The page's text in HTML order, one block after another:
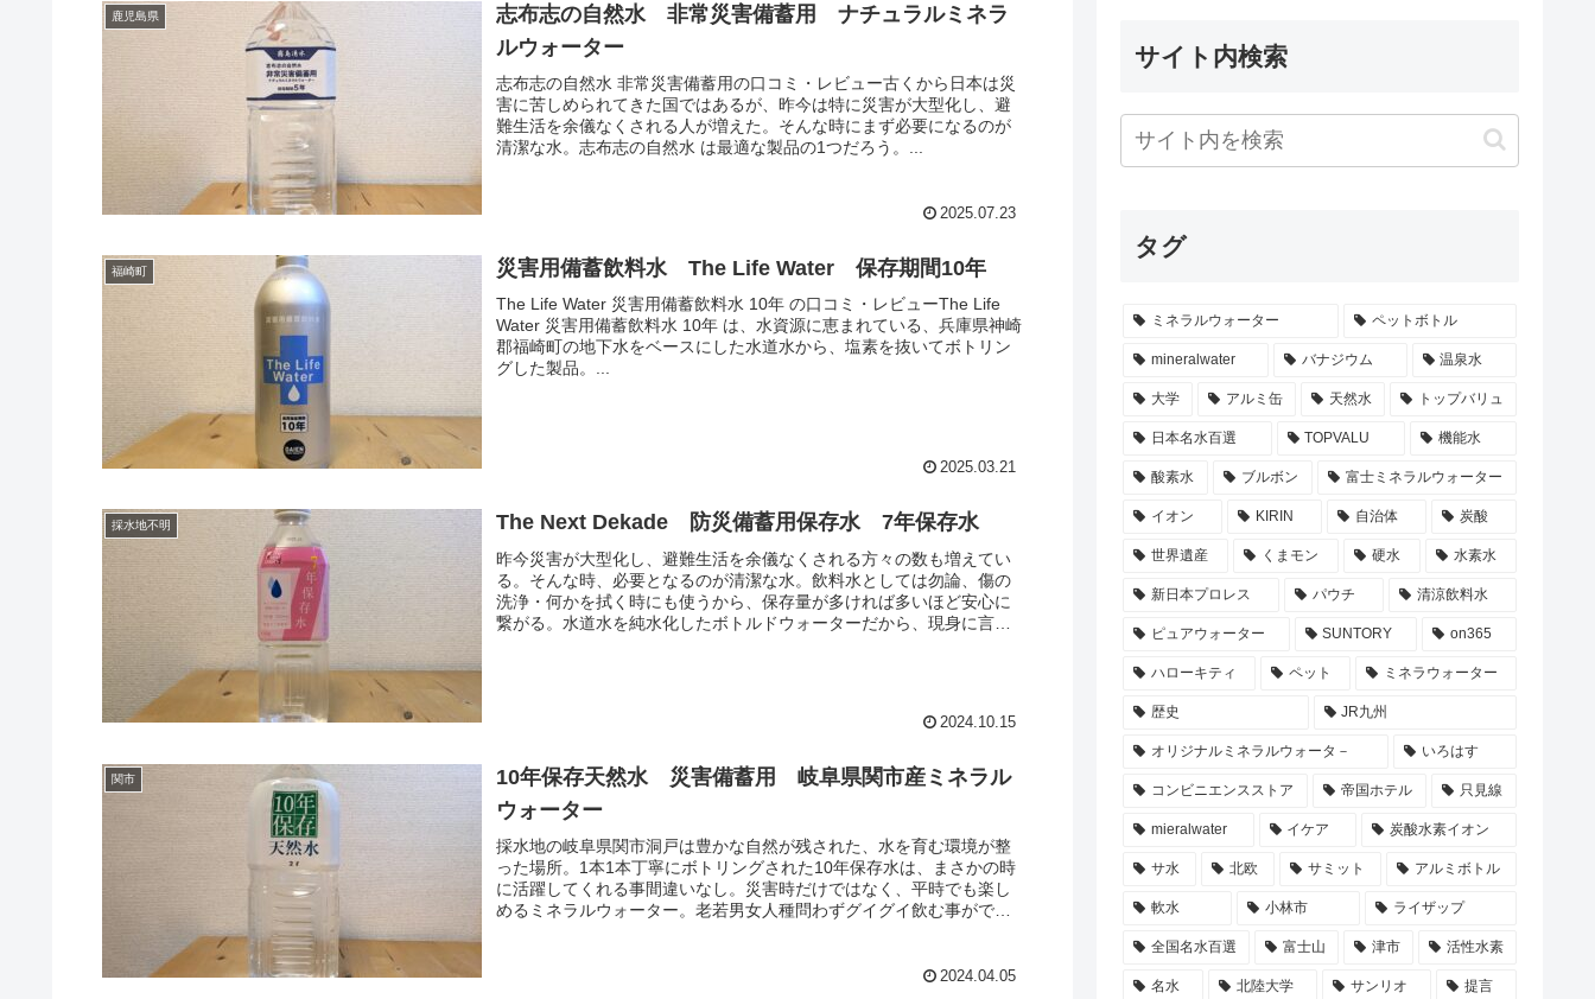
鹿児島県
志布志の自然水 非常災害備蓄用 ナチュラルミネラ
ルウォーター
志布志の自然水 非常災害備蓄用の口コミ・レビュー古くから日本は災
害に苦しめられてきた国ではあるが、昨今は特に災害が大型化し、避
難生活を余儀なくされる人が増えた。そんな時にまず必要になるのが
清潔な水。志布志の自然水 は最適な製品の1つだろう。...
2025.07.23
福崎町 災害用備蓄飲料水 The Life Water 保存期間10年
The Life Water 災害用備蓄飲料水 10年 の口コミ・レビューThe Life
Water 災害用備蓄飲料水 10年 は、水資源に恵まれている、兵庫県神崎
郡福崎町の地下水をベースにした水道水から、塩素を抜いてボトリン
グした製品。...
2025.03.21
採水地不明 The Next Dekade 防災備蓄用保存水 7年保存水
昨今災害が大型化し、避難生活を余儀なくされる方々の数も増えてい
る。そんな時、必要となるのが清潔な水。飲料水としては勿論、傷の
洗浄・何かを拭く時にも使うから、保存量が多ければ多いほど安心に
繋がる。水道水を純水化したボトルドウォーターだから、現身に言え
2024.10.15
関市
10年保存天然水 災害備蓄用 岐阜県関市産ミネラル
ウォーター
採水地の岐阜県関市洞戸は豊かな自然が残された、水を育む環境が整
った場所。1本1本丁寧にボトリングされた10年保存水は、まさかの時
に活躍してくれる事間違いなし。災害時だけではなく、平時でも楽し
めるミネラルウォーター。老若男女人種問わずグイグイ飲む事ができ
2024.04.05
サイト内検索
タグ
ミネラルウォーター ペットボトル
mineralwater バナジウム 温泉水
大学 アルミ缶 天然水 トップバリュ
日本名水百選 TOPVALU 機能水
酸素水 ブルボン 富士ミネラルウォーター
イオン KIRIN 自治体 炭酸
世界遺産 くまモン 硬水 水素水
新日本プロレス パウチ 清涼飲料水
ピュアウォーター SUNTORY on365
ハローキティ ペット ミネラウォーター
歴史 JR九州
オリジナルミネラルウォータ－ いろはす
コンビニエンスストア 帝国ホテル 只見線
mieralwater イケア 炭酸水素イオン
サ水 北欧 サミット アルミボトル
軟水 小林市 ライザップ
全国名水百選 富士山 津市 活性水素
名水 北陸大学 サンリオ 提言